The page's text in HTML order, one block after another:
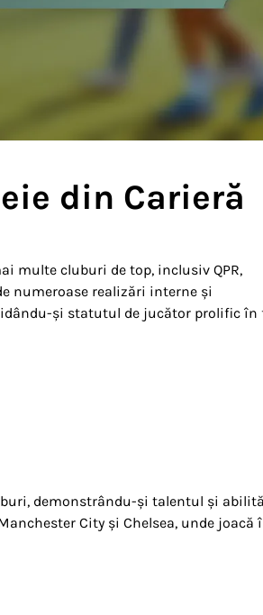
din Carieră
multe cluburi de top, inclusiv QPR,
numeroase realizări interne și
și statutul de jucător prolific în
demonstrându-și talentul și
City și Chelsea, unde joacă